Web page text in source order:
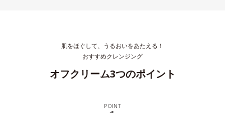
肌をほぐして、うるおいをあたえる！
おすすめクレンジング
オフクリーム3つのポイント
POINT